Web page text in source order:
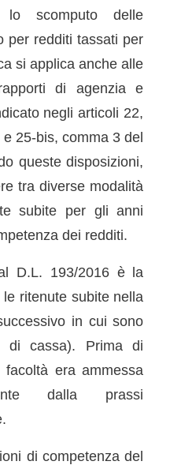
lo scomputo delle
per redditi tassati per
si applica anche alle
di agenzia e
negli articoli 22,
25-bis, comma 3 del
queste disposizioni,
tra diverse modalità
subite per gli anni
dei redditi.
D.L. 193/2016 è la
ritenute subite nella
in cui sono
di cassa). Prima di
era ammessa
dalla prassi
di competenza del